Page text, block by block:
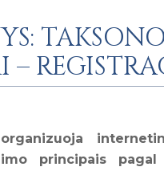
principais pagal